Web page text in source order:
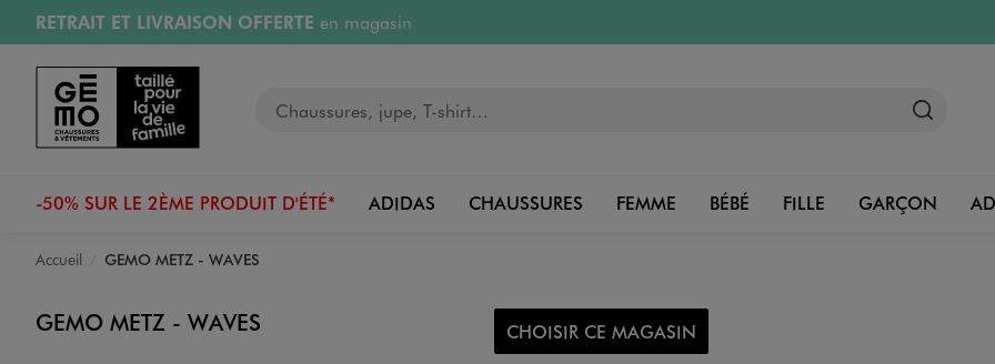
Aller au contenu principal
Aller à la navigation
RETRAIT ET LIVRAISON OFFERTE en magasin
Retours OFFERTSpendant 30 jours
PAYEZ EN 3x SANS FRAIS
dès 50€
RÉSERVATION GRATUITE
-50% SUR LE 2ÈME PRODUIT D'ÉTÉ* ADIDAS CHAUSSURES FEMME BÉBÉ FILLE GARÇON
Accueil GEMO METZ - WAVES
GEMO METZ - WAVES CHOISIR CE MAGASIN